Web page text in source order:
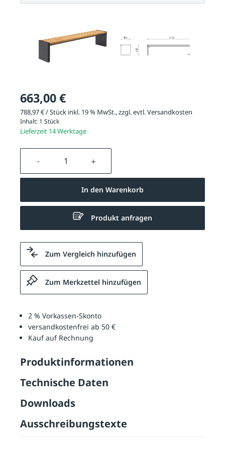
663,00 €
788,97 € / Stück inkl. 19 % MwSt., zzgl. evtl.Versandkosten
Inhalt: 1 Stück
Lieferzeit 14 Werktage
Produkt Anzahl: Gib den
In den Warenkorb
Produkt anfragen
Zum Vergleich hinzufügen
Zum Merkzettel hinzufügen
2 % Vorkassen-Skonto
versandkostenfrei ab 50 €
Kauf auf Rechnung
Produktinformationen
Technische Daten
Downloads
Ausschreibungstexte